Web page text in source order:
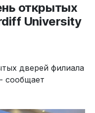
открытых
University
дверей филиала
сообщает